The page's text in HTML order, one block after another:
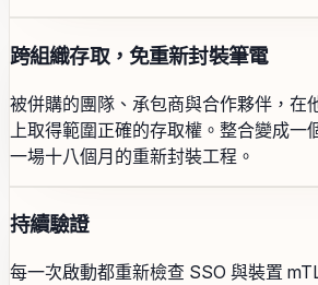
跨組織存取，免重新封裝筆電
被併購的團隊、承包商與合作夥伴，在
上取得範圍正確的存取權。整合變成一
一場十八個月的重新封裝工程。
持續驗證
每一次啟動都重新檢查 SSO 與裝置